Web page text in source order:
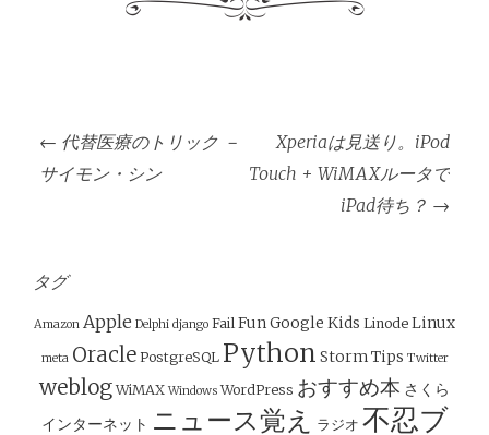
投
稿
ナ
ゲ
ー
シ
ョ
ン
← 代替医療のトリック －
サイモン・シン
Xperiaは見送り。iPod
Touch + WiMAXルータで
iPad待ち？ →
タグ
Amazon Apple Delphi django Fail FunGoogle Kids Linode Linux
meta Oracle PostgreSQL Python StormTips Twitter
weblog WiMAX Windows WordPress おすすめ本 さくら
インターネット ニュース覚え ラジオ 不忍ブ